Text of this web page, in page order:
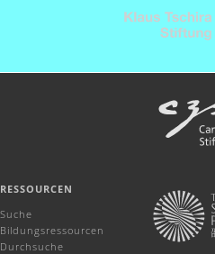
RESSOURCEN
Suche
Bildungsressourcen
Durchsuche